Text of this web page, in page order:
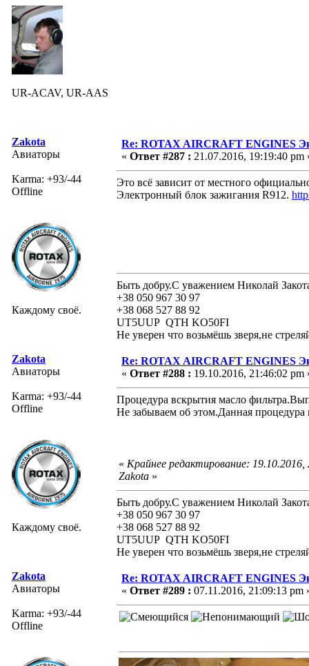
UR-ACAV, UR-AAS
Zakota
Авиаторы
Karma: +93/-44
Offline
Каждому своё.
Re: ROTAX AIRCRAFT ENGINES
« Ответ #287 : 21.07.2016, 19:19:40 pm
Это всё зависит от местного
Электронный блок зажигания R912.
Быть добру.С уважением Николай
+38 050 967 30 97
+38 068 527 88 92
UT5UUP QTH KO50FI
Не уверен что возьмёшь зверя,не
Zakota
Авиаторы
Karma: +93/-44
Offline
Каждому своё.
Re: ROTAX AIRCRAFT ENGINES
« Ответ #288 : 19.10.2016, 21:46:02 pm
Процедура вскрытия масло
Не забываем об этом.Данная
« Крайнее редактирование:
Zakota »
Быть добру.С уважением Николай
+38 050 967 30 97
+38 068 527 88 92
UT5UUP QTH KO50FI
Не уверен что возьмёшь зверя,не
Zakota
Авиаторы
Karma: +93/-44
Offline
Re: ROTAX AIRCRAFT ENGINES
« Ответ #289 : 07.11.2016, 21:09:13 pm